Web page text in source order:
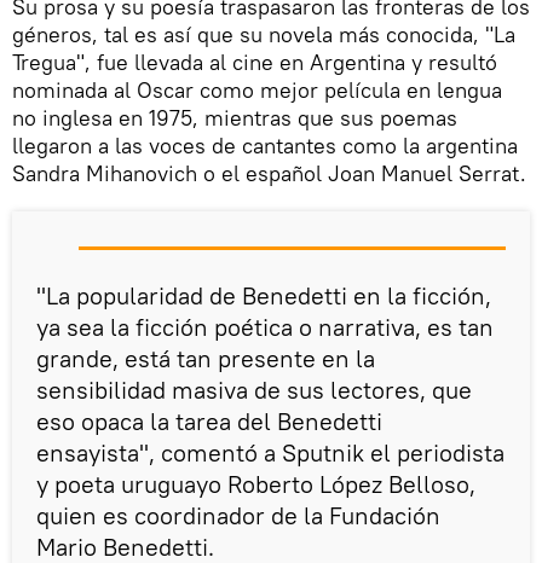
Su prosa y su poesía traspasaron las fronteras de los
géneros, tal es así que su novela más conocida, "La
Tregua", fue llevada al cine en Argentina y resultó
nominada al Oscar como mejor película en lengua
no inglesa en 1975, mientras que sus poemas
llegaron a las voces de cantantes como la argentina
Sandra Mihanovich o el español Joan Manuel Serrat.
"La popularidad de Benedetti en la ficción,
ya sea la ficción poética o narrativa, es tan
grande, está tan presente en la
sensibilidad masiva de sus lectores, que
eso opaca la tarea del Benedetti
ensayista", comentó a Sputnik el periodista
y poeta uruguayo Roberto López Belloso,
quien es coordinador de la Fundación
Mario Benedetti.